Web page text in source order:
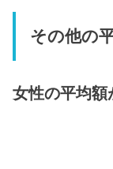
その他の
女性の平均額